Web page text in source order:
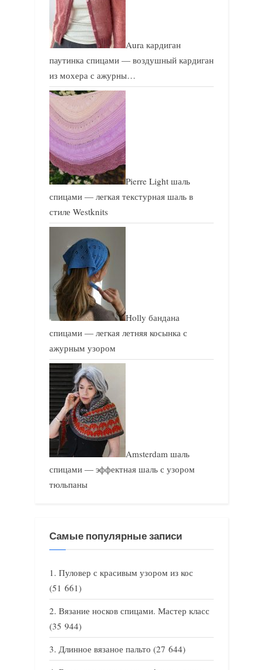
Aura кардиган
паутинка спицами — воздушный кардиган
из мохера с ажурны…
Pierre Light шаль
спицами — легкая текстурная шаль в
стиле Westknits
Holly бандана
спицами — легкая летняя косынка с
ажурным узором
Amsterdam шаль
спицами — эффектная шаль с узором
тюльпаны
Самые популярные записи
Пуловер с красивым узором из кос
(51 661)
Вязание носков спицами. Мастер класс
(35 944)
Длинное вязаное пальто (27 644)